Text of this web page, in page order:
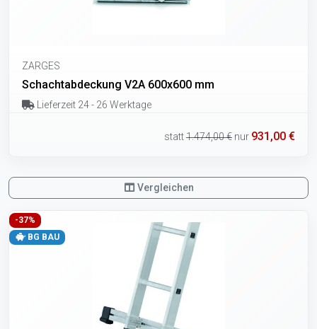
ZARGES
Schachtabdeckung V2A 600x600 mm
Lieferzeit 24 - 26 Werktage
statt1.474,00 € nur 931,00 €
Vergleichen
-37%
BG BAU